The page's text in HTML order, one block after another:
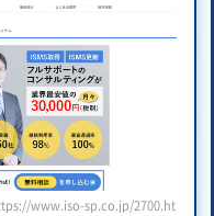
www.iso-sp.co.jp/2700.html ）